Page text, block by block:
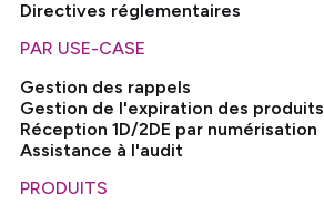
Directives réglementaires
PAR USE-CASE
Gestion des rappels
Gestion de l'expiration des produits
Réception 1D/2DE par numérisation
Assistance à l'audit
PRODUITS